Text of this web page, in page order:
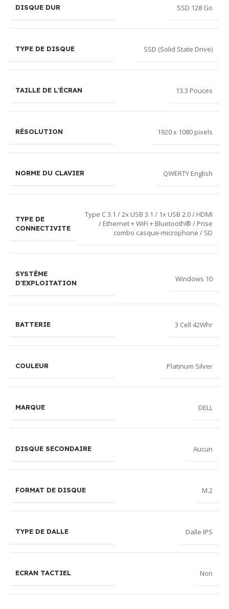
DISQUE DUR SSD 128 Go
TYPE DE DISQUE SSD (Solid State Drive)
TAILLE DE L'ÉCRAN 13.3 Pouces
RÉSOLUTION 1920 x 1080 pixels
NORME DU CLAVIER QWERTY English
TYPE DE
CONNECTIVITE
Type C 3.1 / 2x USB 3.1 / 1x USB 2.0 / HDMI
/ Ethernet + WiFi + Bluetooth® / Prise
combo casque-microphone / SD
SYSTÈME
D'EXPLOITATION
Windows 10
BATTERIE 3 Cell 42Whr
COULEUR Platinum Silver
MARQUE DELL
DISQUE SECONDAIRE Aucun
FORMAT DE DISQUE M.2
TYPE DE DALLE Dalle IPS
ECRAN TACTIEL Non